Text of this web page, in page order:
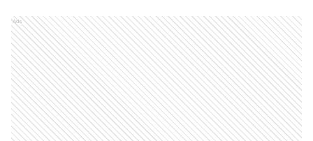
Ads